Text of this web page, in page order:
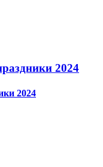
2024
2024